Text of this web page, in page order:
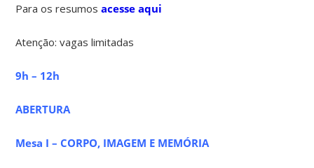
Para os resumosacesse aqui
Atenção: vagas limitadas
9h – 12h
ABERTURA
Mesa I – CORPO, IMAGEM E MEMÓRIA